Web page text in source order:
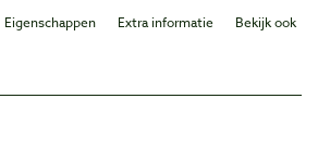
Eigenschappen Extra informatie Bekijk ook